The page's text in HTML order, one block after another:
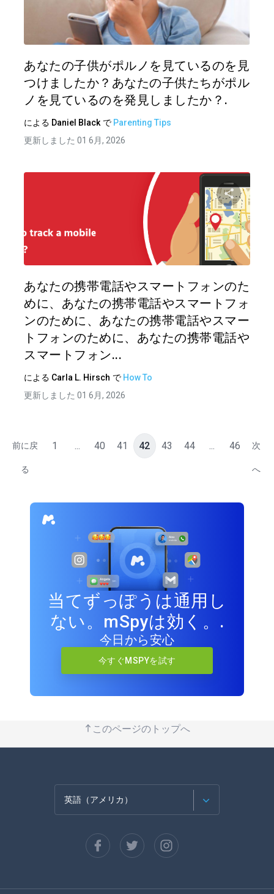
あなたの子供がポルノを見ているのを見
つけましたか？あなたの子供たちがポル
ノを見ているのを発見しましたか？.
による Daniel Black で Parenting Tips
更新しました 01 6月, 2026
この記
あなたの携帯電話やスマートフォンのた
めに、あなたの携帯電話やスマートフォ
ンのために、あなたの携帯電話やスマー
トフォンのために、あなたの携帯電話や
スマートフォン...
による Carla L. Hirsch で How To
更新しました 01 6月, 2026
前に戻
る
1 ... 40 41 42 43 44 ... 46 次
へ
当てずっぽうは通用し
ない。mSpyは効く。.
今日から安心
今すぐMSPYを試す
このページのトップへ
英語（アメリカ）
スペイン語
ドイツ語